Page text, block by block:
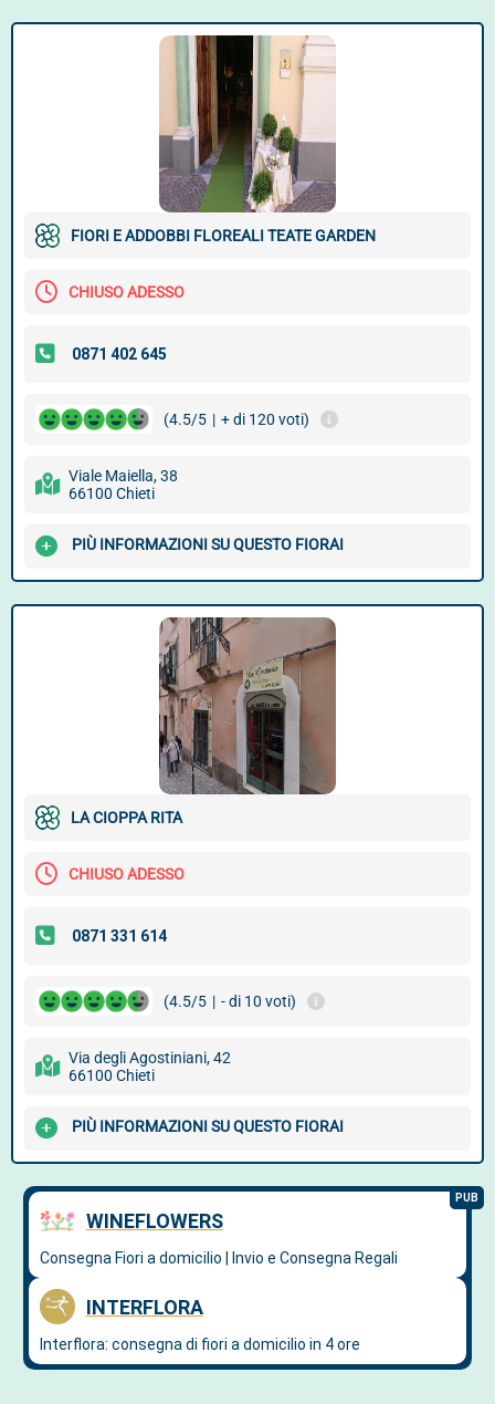
FIORI E ADDOBBI FLOREALI TEATE GARDEN
CHIUSO ADESSO
(4.5/5 | + di 120 voti)
Viale Maiella, 38
66100 Chieti
PIÙ INFORMAZIONI SU QUESTO FIORAI
LA CIOPPA RITA
CHIUSO ADESSO
(4.5/5 | - di 10 voti)
Via degli Agostiniani, 42
66100 Chieti
PIÙ INFORMAZIONI SU QUESTO FIORAI